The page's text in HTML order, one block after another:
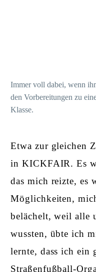
Immer voll dabei, wenn
den Vorbereitungen zu
Klasse.
Etwa zur gleichen
in KICKFAIR. Es
das mich reizte, es
Möglichkeiten,
belächelt, weil alle
wussten, übte ich
lernte, dass ich ein
Straßenfußball-